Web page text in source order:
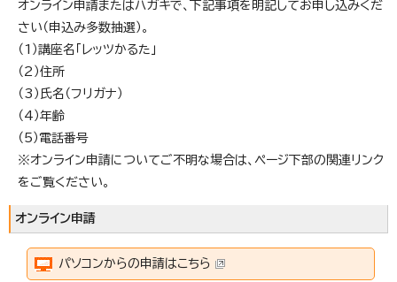
オンライン申請またはハガキで、下記事項を明記してお申し込みくだ
さい（申込み多数抽選）。
（1）講座名「レッツかるた」
（2）住所
（3）氏名（フリガナ）
（4）年齢
（5）電話番号
※オンライン申請についてご不明な場合は、ページ下部の関連リンク
をご覧ください。
オンライン申請
パソコンからの申請はこちら